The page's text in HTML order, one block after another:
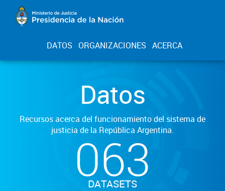
DATOS ORGANIZACIONES ACERCA
Datos
Recursos acerca del funcionamiento del sistema de
justicia de la República Argentina.
063
DATASETS